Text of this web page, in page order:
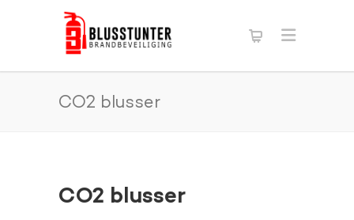
CO2 blusser
CO2 blusser